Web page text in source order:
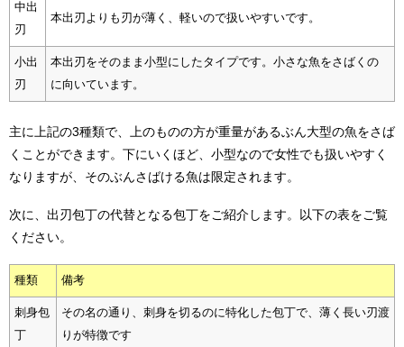
中出
刃
本出刃よりも刃が薄く、軽いので扱いやすいです。
小出
刃
本出刃をそのまま小型にしたタイプです。小さな魚をさばくの
に向いています。
主に上記の3種類で、上のものの方が重量があるぶん大型の魚をさば
くことができます。下にいくほど、小型なので女性でも扱いやすく
なりますが、そのぶんさばける魚は限定されます。
次に、出刃包丁の代替となる包丁をご紹介します。以下の表をご覧
ください。
種類 備考
刺身包
丁
その名の通り、刺身を切るのに特化した包丁で、薄く長い刃渡
りが特徴です